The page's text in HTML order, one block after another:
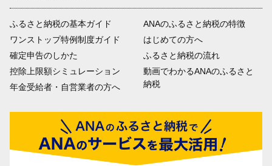
ふるさと納税の基本ガイド
ワンストップ特例制度ガイド
確定申告のしかた
控除上限額シミュレーション
年金受給者・自営業者の方へ
ANAのふるさと納税の特徴
はじめての方へ
ふるさと納税の流れ
動画でわかるANAのふるさと
納税